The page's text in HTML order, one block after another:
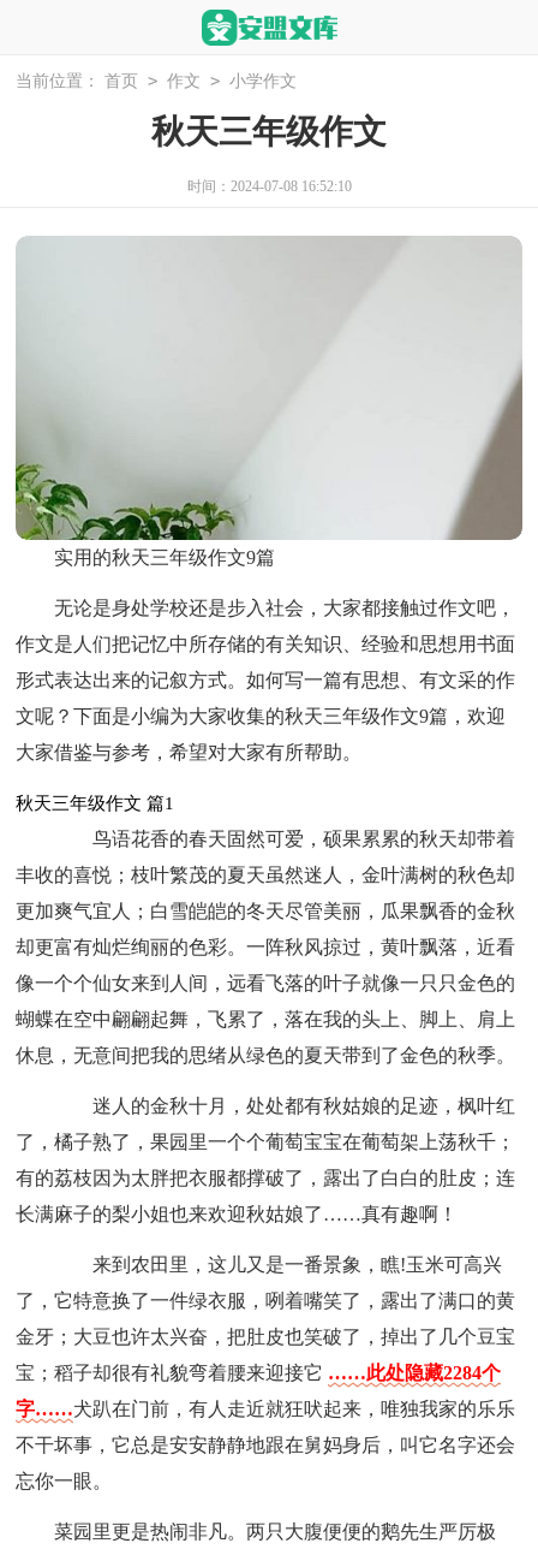
当前位置： 首页 > 作文 > 小学作文
秋天三年级作文
时间：2024-07-08 16:52:10
实用的秋天三年级作文9篇
无论是身处学校还是步入社会，大家都接触过作文吧，
作文是人们把记忆中所存储的有关知识、经验和思想用书面
形式表达出来的记叙方式。如何写一篇有思想、有文采的作
文呢？下面是小编为大家收集的秋天三年级作文9篇，欢迎
大家借鉴与参考，希望对大家有所帮助。
秋天三年级作文 篇1
鸟语花香的春天固然可爱，硕果累累的秋天却带着
丰收的喜悦；枝叶繁茂的夏天虽然迷人，金叶满树的秋色却
更加爽气宜人；白雪皑皑的冬天尽管美丽，瓜果飘香的金秋
却更富有灿烂绚丽的色彩。一阵秋风掠过，黄叶飘落，近看
像一个个仙女来到人间，远看飞落的叶子就像一只只金色的
蝴蝶在空中翩翩起舞，飞累了，落在我的头上、脚上、肩上
休息，无意间把我的思绪从绿色的夏天带到了金色的秋季。
迷人的金秋十月，处处都有秋姑娘的足迹，枫叶红
了，橘子熟了，果园里一个个葡萄宝宝在葡萄架上荡秋千；
有的荔枝因为太胖把衣服都撑破了，露出了白白的肚皮；连
长满麻子的梨小姐也来欢迎秋姑娘了……真有趣啊！
来到农田里，这儿又是一番景象，瞧!玉米可高兴
了，它特意换了一件绿衣服，咧着嘴笑了，露出了满口的黄
金牙；大豆也许太兴奋，把肚皮也笑破了，掉出了几个豆宝
宝；稻子却很有礼貌弯着腰来迎接它 ……此处隐藏2284个
字……犬趴在门前，有人走近就狂吠起来，唯独我家的乐乐
不干坏事，它总是安安静静地跟在舅妈身后，叫它名字还会
忘你一眼。
菜园里更是热闹非凡。两只大腹便便的鹅先生严厉极